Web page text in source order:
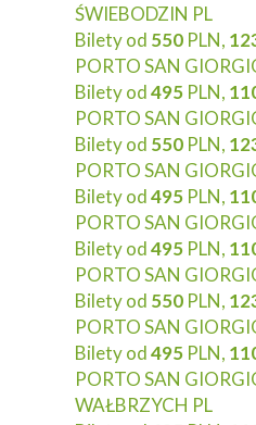
ŚWIEBODZIN PL
Bilety od 550 PLN,
PORTO SAN
Bilety od495 PLN,
PORTO SAN
Bilety od 550 PLN,
PORTO SAN
Bilety od495 PLN,
PORTO SAN
Bilety od495 PLN,
PORTO SAN
Bilety od 550 PLN,
PORTO SAN
Bilety od495 PLN,
PORTO SAN
WAŁBRZYCH PL